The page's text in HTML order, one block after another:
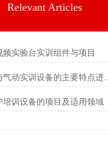
Relevant Articles
频实验台实训组件与项目
对液压与气动实训设备的主要特点进行详细解说
培训设备的项目及适用领域